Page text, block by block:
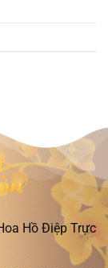
Hồ Điệp Trực